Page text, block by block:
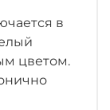
в
цветом.